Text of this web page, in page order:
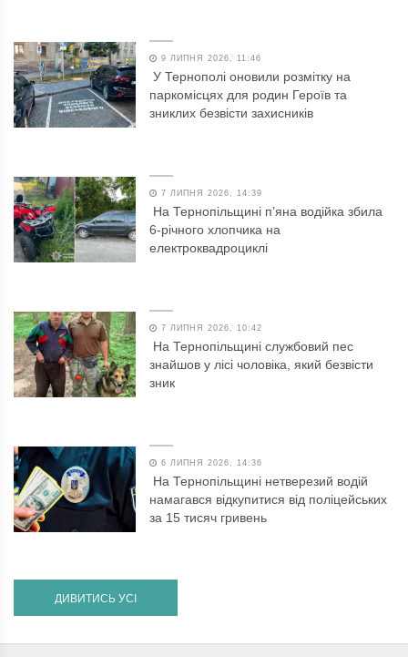
9 ЛИПНЯ 2026, 11:46
У Тернополі оновили розмітку на
паркомісцях для родин Героїв та
зниклих безвісти захисників
7 ЛИПНЯ 2026, 14:39
На Тернопільщині п’яна водійка збила
6-річного хлопчика на
електроквадроциклі
7 ЛИПНЯ 2026, 10:42
На Тернопільщині службовий пес
знайшов у лісі чоловіка, який безвісти
зник
6 ЛИПНЯ 2026, 14:36
На Тернопільщині нетверезий водій
намагався відкупитися від поліцейських
за 15 тисяч гривень
ДИВИТИСЬ УСІ